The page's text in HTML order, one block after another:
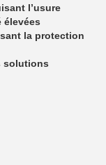
l’usure
la protection
solutions